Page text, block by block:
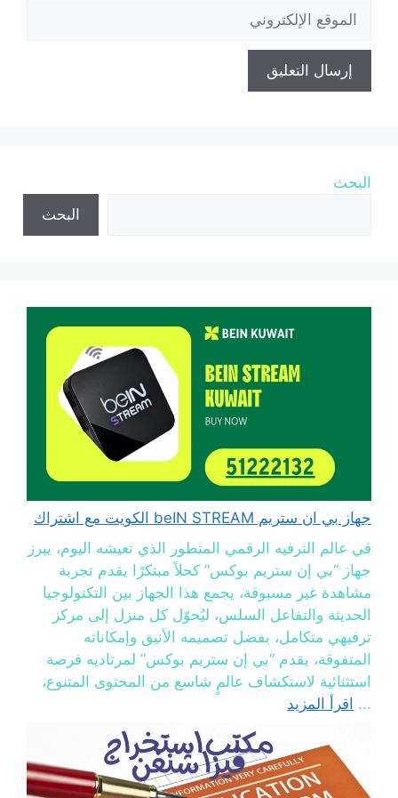
الإلكتروني
البحث
البحث
جهاز بي ان ستريم beIN STREAM الكويت مع اشتراك
في عالم الترفيه الرقمي المتطور الذي تعيشه اليوم، يبرز
جهاز “بي إن ستريم بوكس” كحلاً مبتكرًا يقدم تجربة
مشاهدة غير مسبوقة، يجمع هذا الجهاز بين التكنولوجيا
الحديثة والتفاعل السلس، ليُحوّل كل منزل إلى مركز
ترفيهي متكامل، بفضل تصميمه الأنيق وإمكاناته
المتفوقة، يقدم “بي إن ستريم بوكس” لمرتاديه فرصة
استثنائية لاستكشاف عالمٍ شاسع من المحتوى المتنوع،
... اقرأ المزيد